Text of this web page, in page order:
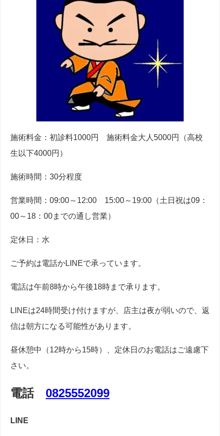
施術料金：初診料1000円 施術料金大人5000円（高校
生以下4000円）
施術時間：30分程度
営業時間：09:00～12:00 15:00～19:00（土日祝は09：
00～18：00までの通し営業）
定休日：水
ご予約は電話かLINEで承っています。
電話は午前8時から午後18時まで承ります。
LINEは24時間受け付けますが、店主は夜が弱いので、返
信は朝方になる可能性があります。
昼休憩中（12時から15時）、定休日のお電話はご遠慮下
さい。
電話 0825552099
LINE